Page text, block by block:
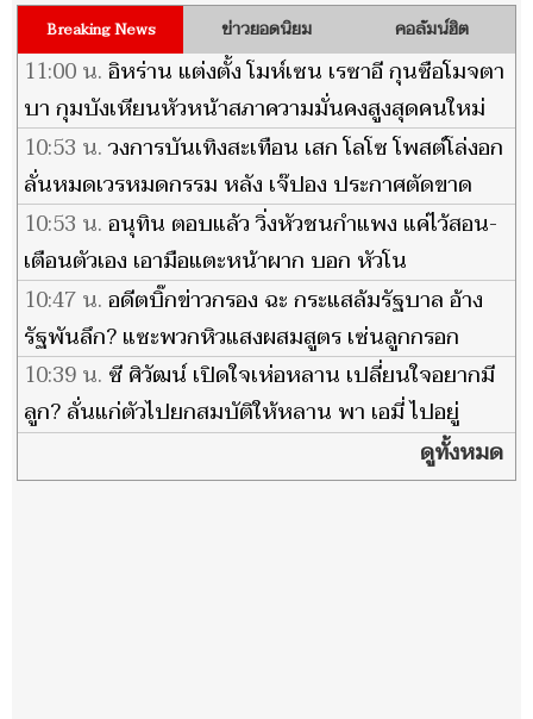
Breaking News ข่าวยอดนิยม คอลัมน์ฮิต
11:00 น.อิหร่าน แต่งตั้ง โมห์เซน เรซาอี กุนซือโมจตา
บา กุมบังเหียนหัวหน้าสภาความมั่นคงสูงสุดคนใหม่
10:53 น.วงการบันเทิงสะเทือน เสก โลโซ โพสต์โล่งอก
ลั่นหมดเวรหมดกรรม หลัง เจ๊ปอง ประกาศตัดขาด
10:53 น.อนุทิน ตอบแล้ว วิ่งหัวชนกำแพง แค่ไว้สอน-
เตือนตัวเอง เอามือแตะหน้าผาก บอก หัวโน
10:47 น.อดีตบิ๊กข่าวกรอง ฉะ กระแสล้มรัฐบาล อ้าง
รัฐพันลึก? แซะพวกหิวแสงผสมสูตร เซ่นลูกกรอก
10:39 น. ซี ศิวัฒน์ เปิดใจเห่อหลาน เปลี่ยนใจอยากมี
ลูก? ลั่นแก่ตัวไปยกสมบัติให้หลาน พา เอมี่ ไปอยู่
ดูทั้งหมด